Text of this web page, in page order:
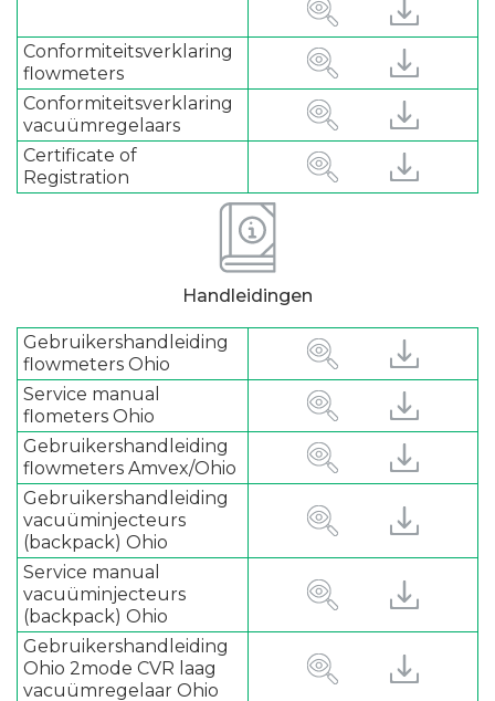
Conformiteitsverklaring
flowmeters
Conformiteitsverklaring
vacuümregelaars
Certificate of
Registration
Handleidingen
Gebruikershandleiding
flowmeters Ohio
Service manual
flometers Ohio
Gebruikershandleiding
flowmeters Amvex/Ohio
Gebruikershandleiding
vacuüminjecteurs
(backpack) Ohio
Service manual
vacuüminjecteurs
(backpack) Ohio
Gebruikershandleiding
Ohio 2mode CVR laag
vacuümregelaar Ohio